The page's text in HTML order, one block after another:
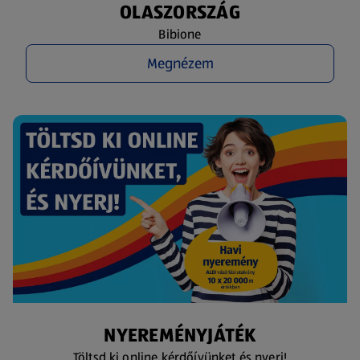
OLASZORSZÁG
Bibione
Megnézem
NYEREMÉNYJÁTÉK